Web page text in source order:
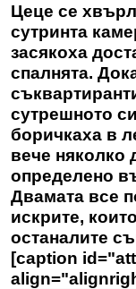
Цеце се
сутринта
засякоха
спалнята.
сутрешното
боричкаха в
вече няколко
определено
Двамата все
искрите,
останалите
[caption